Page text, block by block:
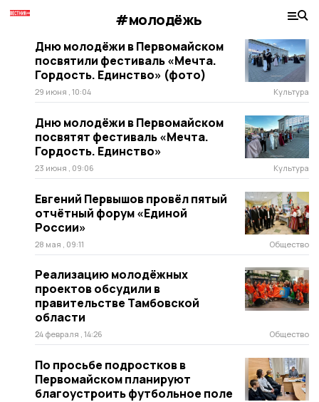
#молодёжь
Дню молодёжи в Первомайском
посвятили фестиваль «Мечта.
Гордость. Единство» (фото)
29 июня , 10:04 Культура
Дню молодёжи в Первомайском
посвятят фестиваль «Мечта.
Гордость. Единство»
23 июня , 09:06 Культура
Евгений Первышов провёл пятый
отчётный форум «Единой
России»
28 мая , 09:11 Общество
Реализацию молодёжных
проектов обсудили в
правительстве Тамбовской
области
24 февраля , 14:26 Общество
По просьбе подростков в
Первомайском планируют
благоустроить футбольное поле